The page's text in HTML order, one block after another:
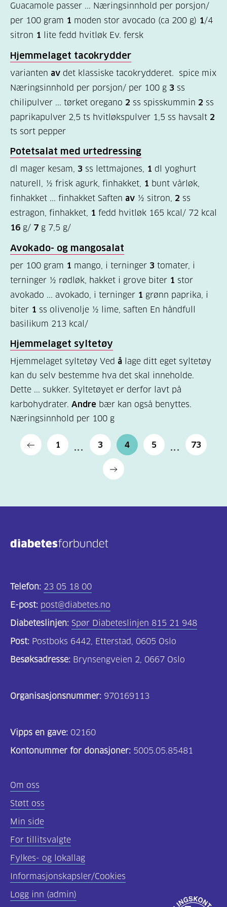
er
diabetes?
(9)
Bli
medlem
(1)
Guacamole passer ... Næringsinnhold per porsjon/
per 100 gram 1 moden stor avocado (ca 200 g) 1/4
sitron 1 lite fedd hvitløk Ev. fersk
Hjemmelaget tacokrydder
varianten av det klassiske tacokrydderet. spice mix
Næringsinnhold per porsjon/ per 100 g 3 ss
chilipulver ... tørket oregano 2 ss spisskummin 2 ss
paprikapulver 2,5 ts hvitløkspulver 1,5 ss havsalt 2
ts sort pepper
Potetsalat med urtedressing
dl mager kesam, 3 ss lettmajones, 1 dl yoghurt
naturell, ½ frisk agurk, finhakket, 1 bunt vårløk,
finhakket ... finhakket Saften av ½ sitron, 2 ss
estragon, finhakket, 1 fedd hvitløk 165 kcal/ 72 kcal
16 g/ 7 g 7,5 g/
Avokado- og mangosalat
per 100 gram 1 mango, i terninger 3 tomater, i
terninger ½ rødløk, hakket i grove biter 1 stor
avokado ... avokado, i terninger 1 grønn paprika, i
biter 1 ss olivenolje ½ lime, saften En håndfull
basilikum 213 kcal/
Hjemmelaget syltetøy
Hjemmelaget syltetøy Ved å lage ditt eget syltetøy
kan du selv bestemme hva det skal inneholde.
Dette ... sukker. Syltetøyet er derfor lavt på
karbohydrater. Andre bær kan også benyttes.
Næringsinnhold per 100 g
1 3 4 5 73
Telefon: 23 05 18 00
E-post: post@diabetes.no
Diabeteslinjen: Spør Diabeteslinjen 815 21 948
Post: Postboks 6442, Etterstad, 0605 Oslo
Besøksadresse: Brynsengveien 2, 0667 Oslo
Organisasjonsnummer: 970169113
Vipps en gave: 02160
Kontonummer for donasjoner: 5005.05.85481
Om oss
Støtt oss
Min side
For tillitsvalgte
Fylkes- og lokallag
Informasjonskapsler/Cookies
Logg inn (admin)
Godkjent